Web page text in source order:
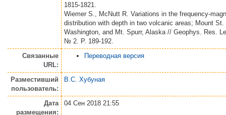
1815-1821.
Wiemer S., McNutt R. Variations in the frequency-
distribution with depth in two volcanic areas; Mount St.
Washington, and Mt. Spurr, Alaska // Geophys. Res.
№ 2. P. 189-192.
Связанные
URL:
Переводная версия
Разместивший
пользователь:
В.С. Хубуная
Дата
размещения:
04 Сен 2018 21:55